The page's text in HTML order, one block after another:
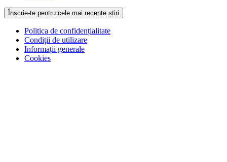
Înscrie-te pentru cele mai recente știri
Politica de confidențialitate
Condiții de utilizare
Informații generale
Cookies